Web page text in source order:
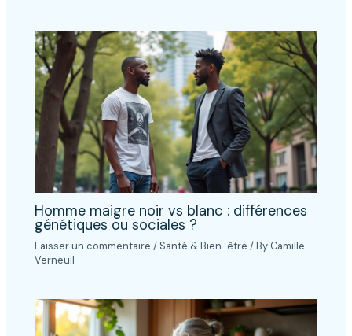
Homme maigre noir vs blanc : différences
génétiques ou sociales ?
Laisser un commentaire / Santé & Bien-être / By Camille
Verneuil